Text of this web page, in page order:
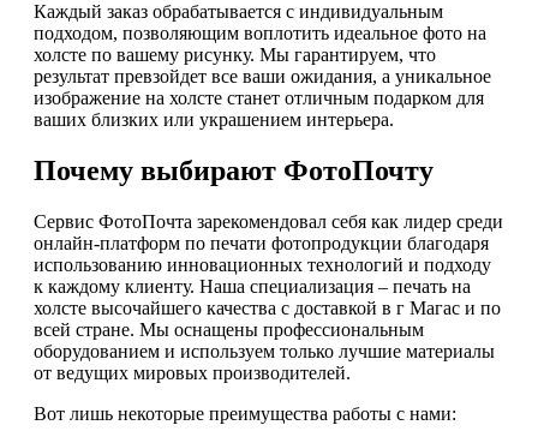
Каждый заказ обрабатывается с индивидуальным
подходом, позволяющим воплотить идеальное фото на
холсте по вашему рисунку. Мы гарантируем, что
результат превзойдет все ваши ожидания, а уникальное
изображение на холсте станет отличным подарком для
ваших близких или украшением интерьера.
Почему выбирают ФотоПочту
Сервис ФотоПочта зарекомендовал себя как лидер среди
онлайн-платформ по печати фотопродукции благодаря
использованию инновационных технологий и подходу
к каждому клиенту. Наша специализация – печать на
холсте высочайшего качества с доставкой в г Магас и по
всей стране. Мы оснащены профессиональным
оборудованием и используем только лучшие материалы
от ведущих мировых производителей.
Вот лишь некоторые преимущества работы с нами: